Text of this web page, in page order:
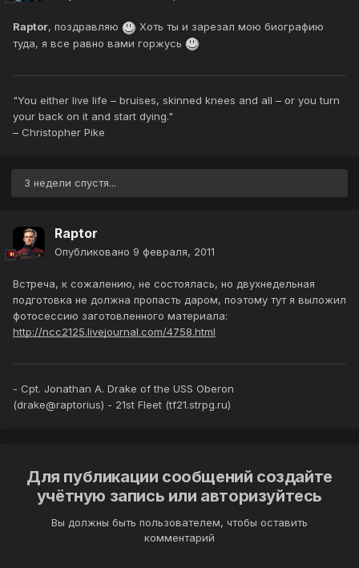
Raptor, поздравляю
Хоть ты и зарезал мою биографию
туда, я все равно вами горжусь
"You either live life – bruises, skinned knees and all – or you turn
your back on it and start dying."
– Christopher Pike
3 недели спустя...
Raptor
Опубликовано 9 февраля, 2011
Встреча, к сожалению, не состоялась, но двухнедельная
подготовка не должна пропасть даром, поэтому тут я выложил
фотосессию заготовленного материала:
http://ncc2125.livejournal.com/4758.html
- Cpt. Jonathan A. Drake of the USS Oberon
(drake@raptorius) - 21st Fleet (tf21.strpg.ru)
Для публикации сообщений создайте
учётную запись или авторизуйтесь
Вы должны быть пользователем, чтобы оставить
комментарий